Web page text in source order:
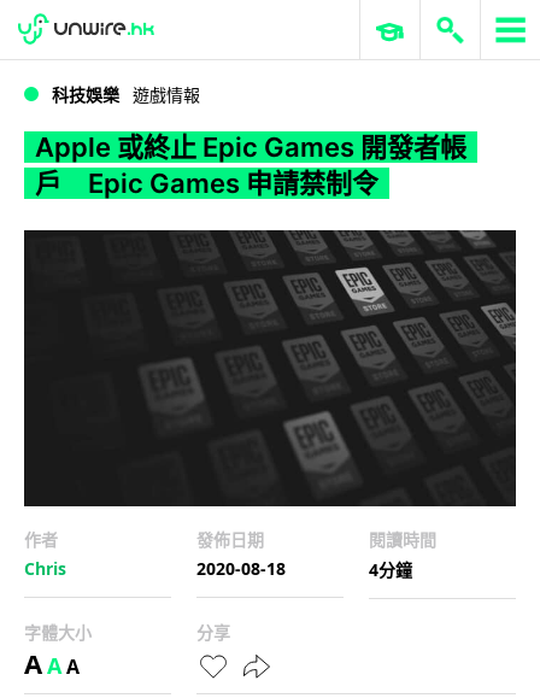
WWDC 2026 ERP 與商業 AI
科技娛樂 遊戲情報
Apple 或終止 Epic Games 開發者帳
戶 Epic Games 申請禁制令
作者
Chris
發佈日期
2020-08-18
閱讀時間
4分鐘
字體大小
AAA
分享